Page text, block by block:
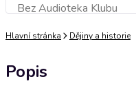
Bez Audioteka Klubu
Hlavní stránka Dějiny a historie
Popis